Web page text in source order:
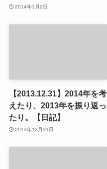
2014年1月2日
【2013.12.31】2014年を考
えたり、2013年を振り返っ
たり。【日記】
2013年12月31日